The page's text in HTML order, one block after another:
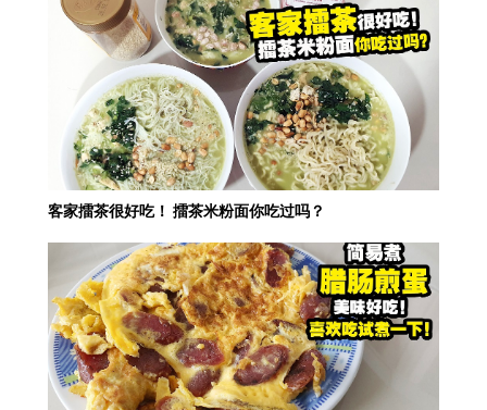
客家擂茶很好吃！ 擂茶米粉面你吃过吗？